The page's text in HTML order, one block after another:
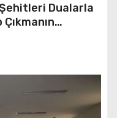
Dualarla